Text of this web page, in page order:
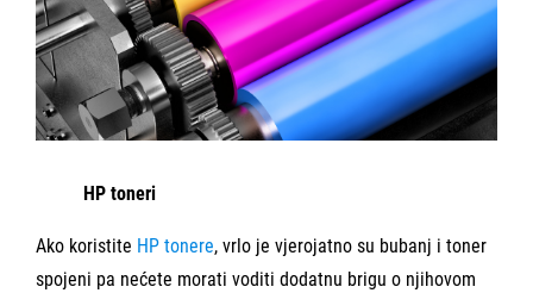
HP toneri
Ako koristite HP tonere, vrlo je vjerojatno su bubanj i toner
spojeni pa nećete morati voditi dodatnu brigu o njihovom